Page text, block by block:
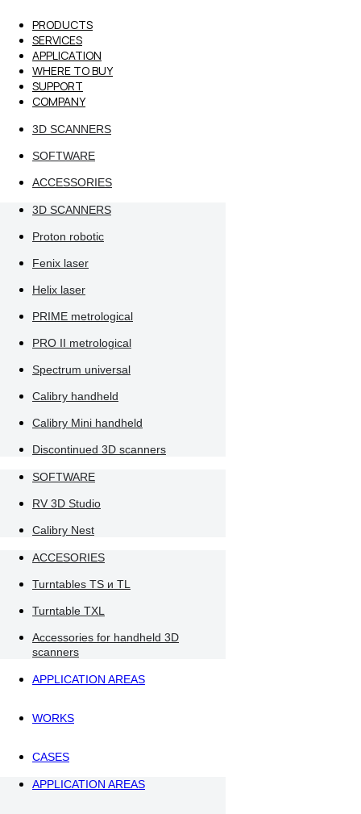
PRODUCTS
SERVICES
APPLICATION
WHERE TO BUY
SUPPORT
COMPANY
3D SCANNERS
SOFTWARE
ACCESSORIES
3D SCANNERS
Proton robotic
Fenix laser
Helix laser
PRIME metrological
PRO II metrological
Spectrum universal
Calibry handheld
Calibry Mini handheld
Discontinued 3D scanners
SOFTWARE
RV 3D Studio
Calibry Nest
ACCESORIES
Turntables TS и TL
Turntable TXL
Accessories for handheld 3D
scanners
APPLICATION AREAS
WORKS
CASES
APPLICATION AREAS